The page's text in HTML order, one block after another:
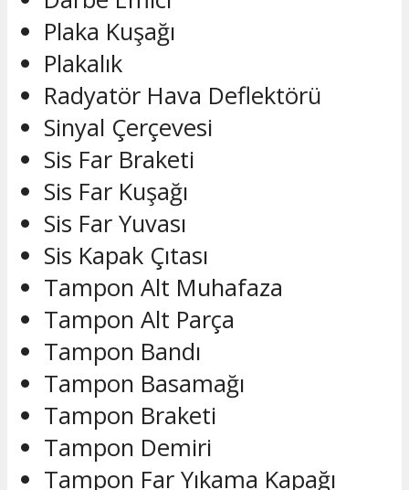
Plaka Kuşağı
Plakalık
Radyatör Hava Deflektörü
Sinyal Çerçevesi
Sis Far Braketi
Sis Far Kuşağı
Sis Far Yuvası
Sis Kapak Çıtası
Tampon Alt Muhafaza
Tampon Alt Parça
Tampon Bandı
Tampon Basamağı
Tampon Braketi
Tampon Demiri
Tampon Far Yıkama Kapağı